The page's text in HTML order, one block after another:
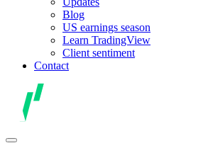
Blog
US earnings season
Learn TradingView
Client sentiment
Contact